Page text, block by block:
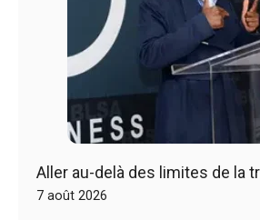
Aller au-delà des limites de la
7 août 2026